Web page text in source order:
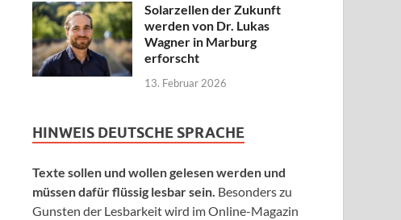
Solarzellen der Zukunft
werden von Dr. Lukas
Wagner in Marburg
erforscht
13. Februar 2026
HINWEIS DEUTSCHE SPRACHE
Texte sollen und wollen gelesen werden und
müssen dafür flüssig lesbar sein. Besonders zu
Gunsten der Lesbarkeit wird im Online-Magazin